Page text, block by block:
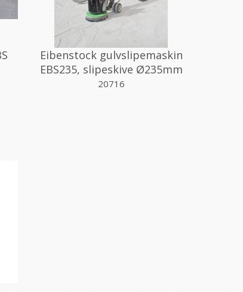
Eibenstock gulvslipemaskin
EBS235, slipeskive Ø235mm
20716